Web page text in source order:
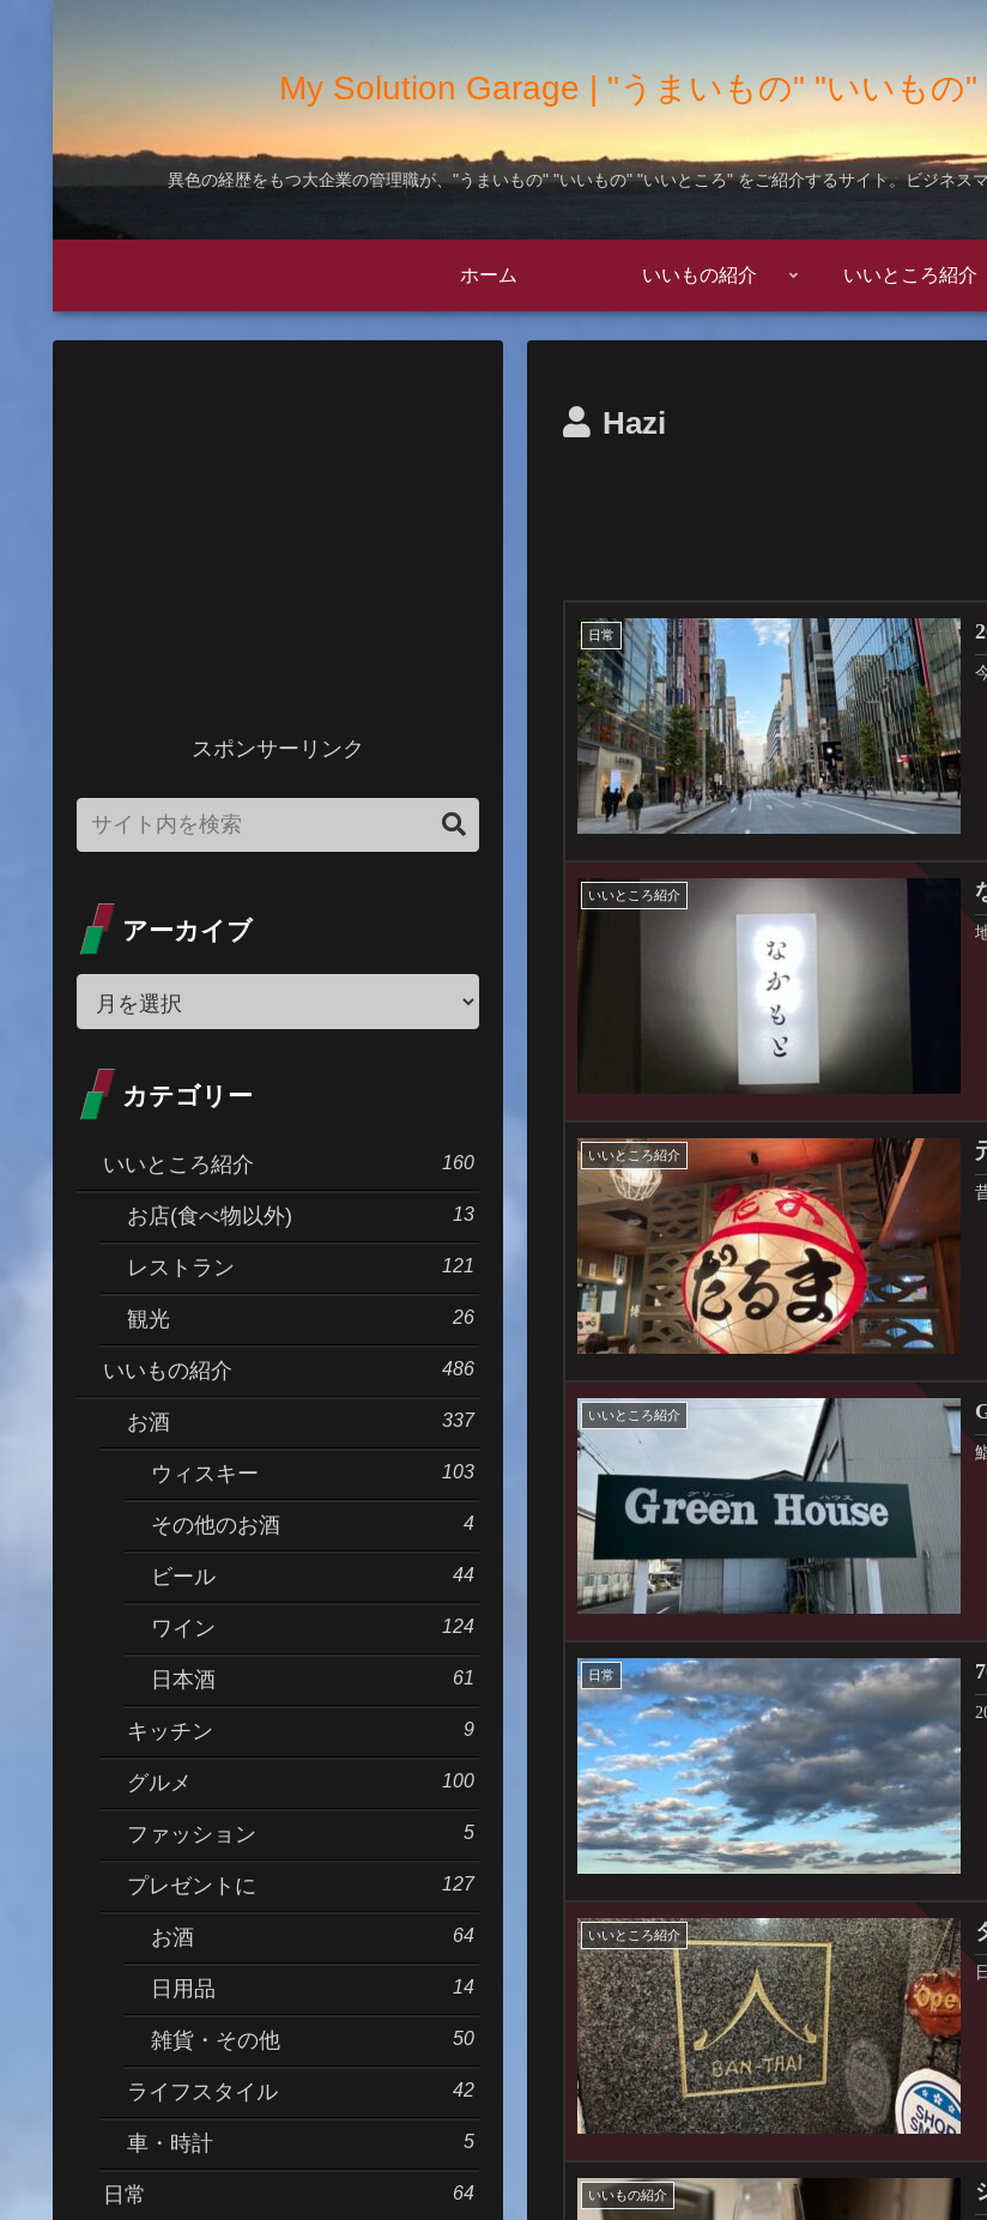
My Solution Garage | "うまいもの" "いいもの
異色の経歴をもつ大企業の管理職が、"うまいもの" "いいもの" "いいところ" をご紹介するサイト。ビジネス
ホーム いいもの紹介 いいところ紹介
Hazi
日常
いいところ紹介
いいところ紹介
いいところ紹介
日常
いいところ紹介
いいもの紹介
スポンサーリンク
アーカイブ
カテゴリー
いいところ紹介 160
お店(食べ物以外) 13
レストラン 121
観光 26
いいもの紹介 486
お酒 337
ウィスキー 103
その他のお酒 4
ビール 44
ワイン 124
日本酒 61
キッチン 9
グルメ 100
ファッション 5
プレゼントに 127
お酒 64
日用品 14
雑貨・その他 50
ライフスタイル 42
車・時計 5
日常 64